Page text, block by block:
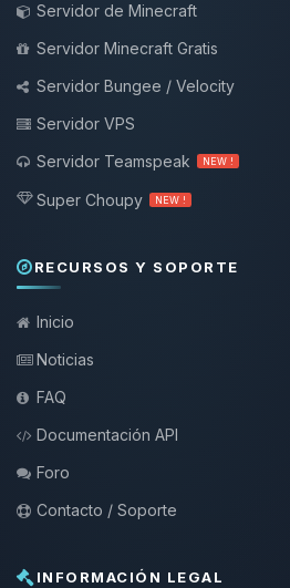
Servidor de Minecraft
Servidor Minecraft Gratis
Servidor Bungee / Velocity
Servidor VPS
Servidor Teamspeak
NEW !
Super Choupy NEW !
RECURSOS Y SOPORTE
Inicio
Noticias
FAQ
Documentación API
Foro
Contacto / Soporte
INFORMACIÓN LEGAL